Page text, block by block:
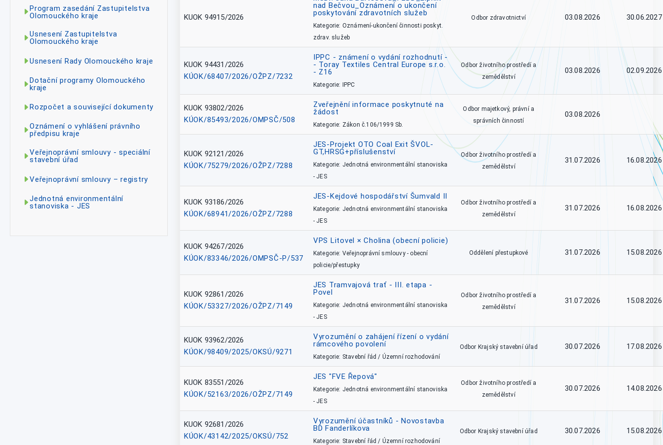
Program zasedání Zastupitelstva
Olomouckého kraje
Usnesení Zastupitelstva
Olomouckého kraje
Usnesení Rady Olomouckého kraje
Dotační programy Olomouckého
kraje
Rozpočet a související dokumenty
Oznámení o vyhlášení právního
předpisu kraje
Veřejnoprávní smlouvy - speciální
stavební úřad
Veřejnoprávní smlouvy – registry
Jednotná environmentální
stanoviska - JES
KUOK 94915/2026
nad Bečvou_Oznámení o ukončení
poskytování zdravotních služeb
Kategorie: Oznámení-ukončení činnosti poskyt.
zdrav. služeb
Odbor zdravotnictví 03.08.2026 30.06.2027
KUOK 94431/2026
KÚOK/68407/2026/OŽPZ/7232
IPPC - známení o vydání rozhodnutí -
- Toray Textiles Central Europe s.r.o.
- Z16
Kategorie: IPPC
Odbor životního prostředí a
zemědělství
03.08.2026 02.09.2026
KUOK 93802/2026
KÚOK/85493/2026/OMPSČ/508
Zveřejnění informace poskytnuté na
žádost
Kategorie: Zákon č.106/1999 Sb.
Odbor majetkový, právní a
správních činností
03.08.2026
KUOK 92121/2026
KÚOK/75279/2026/OŽPZ/7288
JES-Projekt OTO Coal Exit ŠVOL-
GT,HRSG+příslušenství
Kategorie: Jednotná environmentální stanoviska
- JES
Odbor životního prostředí a
zemědělství
31.07.2026 16.08.2026
KUOK 93186/2026
KÚOK/68941/2026/OŽPZ/7288
JES-Kejdové hospodářství Šumvald II
Kategorie: Jednotná environmentální stanoviska
- JES
Odbor životního prostředí a
zemědělství
31.07.2026 16.08.2026
KUOK 94267/2026
KÚOK/83346/2026/OMPSČ-P/537
VPS Litovel × Cholina (obecní policie)
Kategorie: Veřejnoprávní smlouvy - obecní
policie/přestupky
Oddělení přestupkové 31.07.2026 15.08.2026
KUOK 92861/2026
KÚOK/53327/2026/OŽPZ/7149
JES Tramvajová trať - III. etapa -
Povel
Kategorie: Jednotná environmentální stanoviska
- JES
Odbor životního prostředí a
zemědělství
31.07.2026 15.08.2026
KUOK 93962/2026
KÚOK/98409/2025/OKSÚ/9271
Vyrozumění o zahájení řízení o vydání
rámcového povolení
Kategorie: Stavební řád / Územní rozhodování
Odbor Krajský stavební úřad 30.07.2026 17.08.2026
KUOK 83551/2026
KÚOK/52163/2026/OŽPZ/7149
JES "FVE Řepová"
Kategorie: Jednotná environmentální stanoviska
- JES
Odbor životního prostředí a
zemědělství
30.07.2026 14.08.2026
KUOK 92681/2026
KÚOK/43142/2025/OKSÚ/752
Vyrozumění účastníků - Novostavba
BD Fanderlíkova
Kategorie: Stavební řád / Územní rozhodování
Odbor Krajský stavební úřad 30.07.2026 15.08.2026